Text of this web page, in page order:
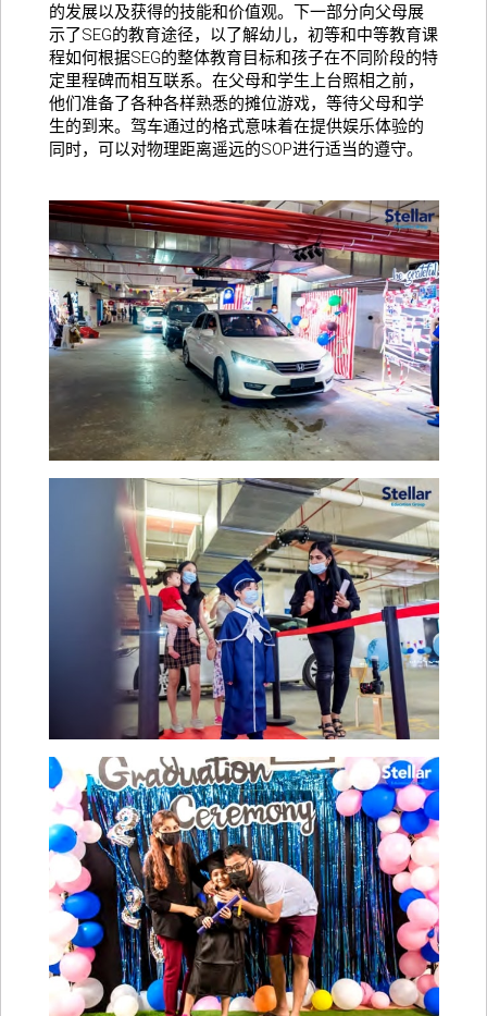
的发展以及获得的技能和价值观。下一部分向父母展
示了SEG的教育途径，以了解幼儿，初等和中等教育课
程如何根据SEG的整体教育目标和孩子在不同阶段的特
定里程碑而相互联系。在父母和学生上台照相之前，
他们准备了各种各样熟悉的摊位游戏，等待父母和学
生的到来。驾车通过的格式意味着在提供娱乐体验的
同时，可以对物理距离遥远的SOP进行适当的遵守。